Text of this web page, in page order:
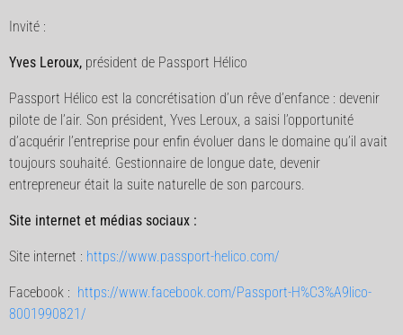
Invité :
Yves Leroux, président de Passport Hélico
Passport Hélico est la concrétisation d’un rêve d’enfance : devenir
pilote de l’air. Son président, Yves Leroux, a saisi l’opportunité
d’acquérir l’entreprise pour enfin évoluer dans le domaine qu’il avait
toujours souhaité. Gestionnaire de longue date, devenir
entrepreneur était la suite naturelle de son parcours.
Site internet et médias sociaux :
Site internet : https://www.passport-helico.com/
Facebook : https://www.facebook.com/Passport-H%C3%A9lico-
8001990821/